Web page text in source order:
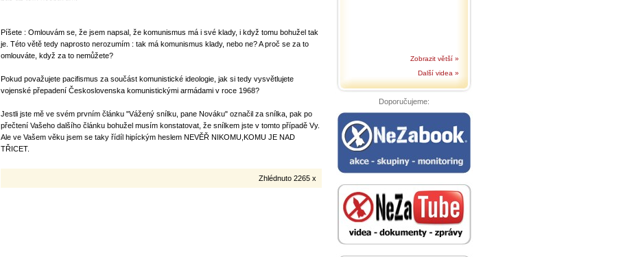
Píšete : Omlouvám se, že jsem napsal, že komunismus má i své klady, i když tomu bohužel tak
je. Této větě tedy naprosto nerozumím : tak má komunismus klady, nebo ne? A proč se za to
omlouváte, když za to nemůžete?
Pokud považujete pacifismus za součást komunistické ideologie, jak si tedy vysvětlujete
vojenské přepadení Československa komunistickými armádami v roce 1968?
Jestli jste mě ve svém prvním článku "Vážený snílku, pane Nováku" označil za snílka, pak po
přečtení Vašeho dalšího článku bohužel musím konstatovat, že snílkem jste v tomto případě Vy.
Ale ve Vašem věku jsem se taky řídíl hipíckým heslem NEVĚŘ NIKOMU,KOMU JE NAD
TŘICET.
Zhlédnuto 2265 x
Zobrazit větší »
Další videa »
Doporučujeme: